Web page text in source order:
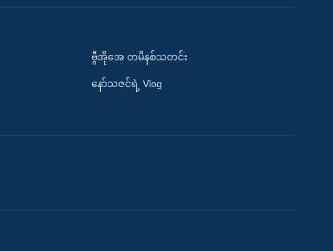
ဗွီအိုအေ တမိနစ်သတင်း
နော်သဇင်ရဲ့ Vlog